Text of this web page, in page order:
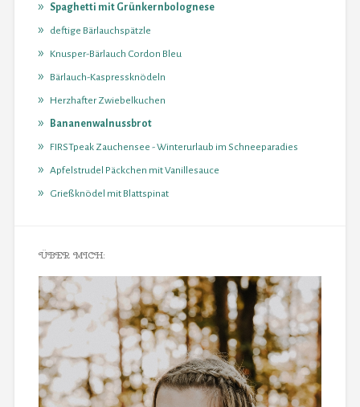
Spaghetti mit Grünkernbolognese
deftige Bärlauchspätzle
Knusper-Bärlauch Cordon Bleu
Bärlauch-Kaspressknödeln
Herzhafter Zwiebelkuchen
Bananenwalnussbrot
FIRSTpeak Zauchensee - Winterurlaub im Schneeparadies
Apfelstrudel Päckchen mit Vanillesauce
Grießknödel mit Blattspinat
ÜBER MICH: